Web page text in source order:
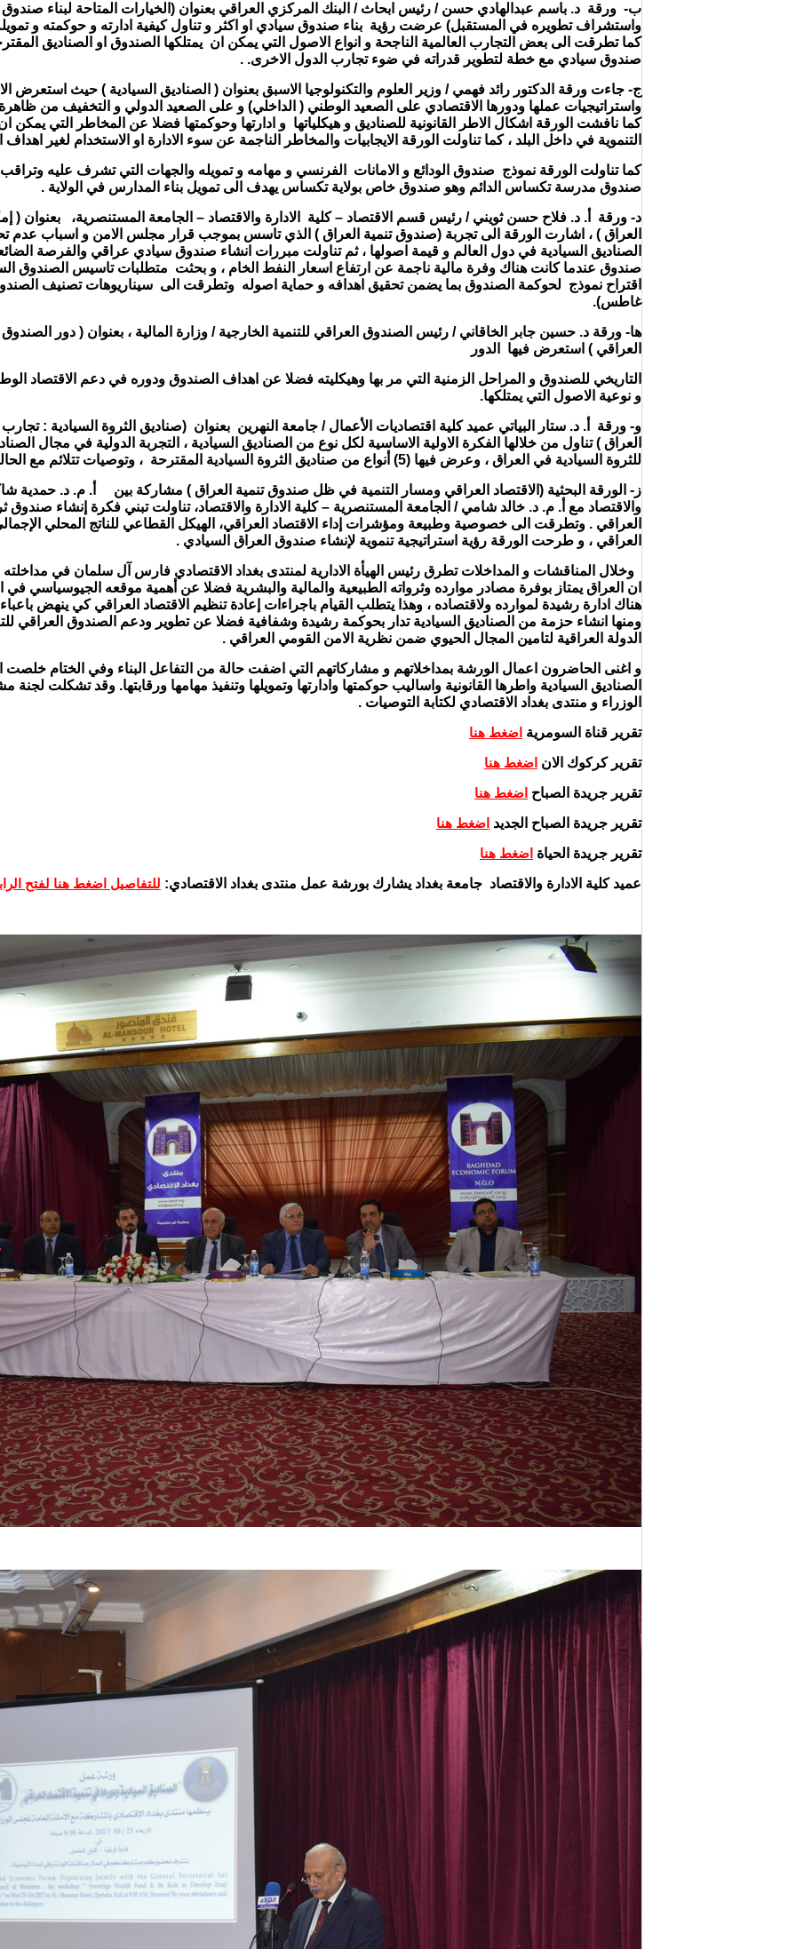
ب- ورقة د. باسم عبدالهادي حسن / رئيس ابحاث / البنك المركزي العراقي بعنوان (الخيارات المتاحة لبناء
واستشراف تطويره في المستقبل) عرضت رؤية بناء صندوق سيادي او اكثر و تناول كيفية ادارته و حوكمته و
كما تطرقت الى بعض التجارب العالمية الناجحة و انواع الاصول التي يمكن ان يمتلكها الصندوق او الصناديق
صندوق سيادي مع خطة لتطوير قدراته في ضوء تجارب الدول الاخرى. .
ج- جاءت ورقة الدكتور رائد فهمي / وزير العلوم والتكنولوجيا الاسبق بعنوان ( الصناديق السيادية ) حيث استعرض
واستراتيجيات عملها ودورها الاقتصادي على الصعيد الوطني ( الداخلي) و على الصعيد الدولي و التخفيف من ظاهرة
كما نافشت الورقة اشكال الاطر القانونية للصناديق و هيكلياتها و ادارتها وحوكمتها فضلا عن المخاطر التي يمكن
التنموية في داخل البلد ، كما تناولت الورقة الايجابيات والمخاطر الناجمة عن سوء الادارة او الاستخدام لغير
كما تناولت الورقة نموذج صندوق الودائع و الامانات الفرنسي و مهامه و تمويله والجهات التي تشرف عليه
صندوق مدرسة تكساس الدائم وهو صندوق خاص بولاية تكساس يهدف الى تمويل بناء المدارس في الولاية .
د- ورقة أ. د. فلاح حسن ثويني / رئيس قسم الاقتصاد – كلية الادارة والاقتصاد – الجامعة المستنصرية،
العراق ) ، اشارت الورقة الى تجربة (صندوق تنمية العراق ) الذي تاسس بموجب قرار مجلس الامن و اسباب عدم
الصناديق السيادية في دول العالم و قيمة اصولها ، ثم تناولت مبررات انشاء صندوق سيادي عراقي والفرصة
صندوق عندما كانت هناك وفرة مالية ناجمة عن ارتفاع اسعار النفط الخام ، و بحثت متطلبات تاسيس الصندوق
اقتراح نموذج لحوكمة الصندوق بما يضمن تحقيق اهدافه و حماية اصوله وتطرقت الى سيناريوهات تصنيف
غاطس).
ها- ورقة د. حسين جابر الخاقاني / رئيس الصندوق العراقي للتنمية الخارجية / وزارة المالية ، بعنوان ( دور الصندوق
العراقي ) استعرض فيها الدور
التاريخي للصندوق و المراحل الزمنية التي مر بها وهيكليته فضلا عن اهداف الصندوق ودوره في دعم الاقتصاد
و نوعية الاصول التي يمتلكها.
و- ورقة أ. د. ستار البياتي عميد كلية اقتصاديات الأعمال / جامعة النهرين بعنوان (صناديق الثروة السيادية : تجارب
العراق ) تناول من خلالها الفكرة الاولية الاساسية لكل نوع من الصناديق السيادية ، التجربة الدولية في مجال
للثروة السيادية في العراق ، وعرض فيها (5) أنواع من صناديق الثروة السيادية المقترحة ، وتوصيات تتلائم مع الحالة العراقية .
ز- الورقة البحثية (الاقتصاد العراقي ومسار التنمية في ظل صندوق تنمية العراق ) مشاركة بين أ. م. د. حمدية
والاقتصاد مع أ. م. د. خالد شامي / الجامعة المستنصرية – كلية الادارة والاقتصاد، تناولت تبني فكرة إنشاء صندوق
العراقي . وتطرقت الى خصوصية وطبيعة ومؤشرات إداء الاقتصاد العراقي، الهيكل القطاعي للناتج المحلي
العراقي ، و طرحت الورقة رؤية استراتيجية تنموية لإنشاء صندوق العراق السيادي .
وخلال المناقشات و المداخلات تطرق رئيس الهيأة الادارية لمنتدى بغداد الاقتصادي فارس آل سلمان في
ان العراق يمتاز بوفرة مصادر موارده وثرواته الطبيعية والمالية والبشرية فضلا عن أهمية موقعه
هناك ادارة رشيدة لموارده ولاقتصاده ، وهذا يتطلب القيام باجراءات إعادة تنظيم الاقتصاد العراقي كي ينهض
ومنها انشاء حزمة من الصناديق السيادية تدار بحوكمة رشيدة وشفافية فضلا عن تطوير ودعم الصندوق العراقي
الدولة العراقية لتامين المجال الحيوي ضمن نظرية الامن القومي العراقي .
و اغنى الحاضرون اعمال الورشة بمداخلاتهم و مشاركاتهم التي اضفت حالة من التفاعل البناء وفي الختام
الصناديق السيادية واطرها القانونية واساليب حوكمتها وادارتها وتمويلها وتنفيذ مهامها ورقابتها. وقد تشكلت
الوزراء و منتدى بغداد الاقتصادي لكتابة التوصيات .
تقرير قناة السومرية اضغط هنا
تقرير كركوك الان اضغط هنا
تقرير جريدة الصباح اضغط هنا
تقرير جريدة الصباح الجديد اضغط هنا
تقرير جريدة الحياة اضغط هنا
عميد كلية الادارة والاقتصاد جامعة بغداد يشارك بورشة عمل منتدى بغداد الاقتصادي: للتفاصيل اضغط هنا لفتح